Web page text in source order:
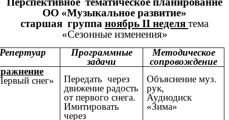
ОО «Музыкальное развитие»
старшая группа ноябрь II неделя тема
«Сезонные изменения»
Программные
задачи
Методическое
сопровождение
снег»
Передать через
движение радость
от первого снега.
Имитировать
через
Объяснение муз.
рук,
Аудиодиск
«Зима»